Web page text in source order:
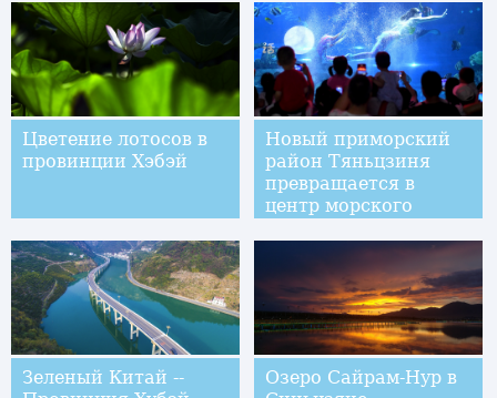
залива Бохай
включены в список
Всемирного
наследия ЮНЕСКО
Цветение лотосов в
провинции Хэбэй
Новый приморский
район Тяньцзиня
превращается в
центр морского
Зеленый Китай --
Озеро Сайрам-Нур в